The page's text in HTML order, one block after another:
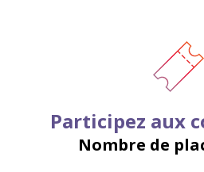
Participez aux
Nombre de